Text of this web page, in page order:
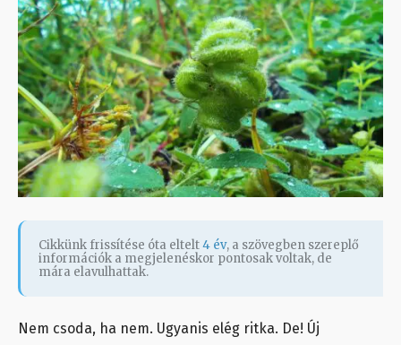
Cikkünk frissítése óta eltelt4 év, a szövegben szereplő
információk a megjelenéskor pontosak voltak, de
mára elavulhattak.
Nem csoda, ha nem. Ugyanis elég ritka. De! Új